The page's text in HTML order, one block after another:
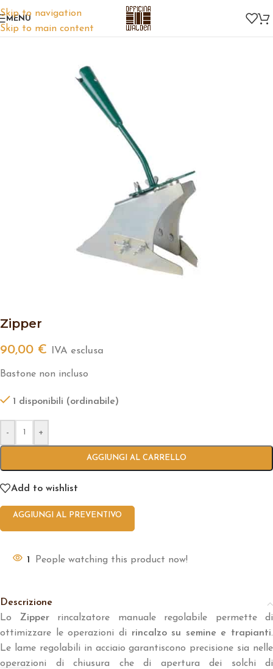
Skip to navigation
Skip to main content
MENU
Zipper
90,00 € IVA esclusa
Bastone non incluso
1 disponibili (ordinabile)
- +
AGGIUNGI AL CARRELLO
Add to wishlist
AGGIUNGI AL PREVENTIVO
1 People watching this product now!
Descrizione
Lo Zipperrincalzatore manuale regolabile permette di
ottimizzare le operazioni di rincalzo su semine e trapianti.
Le lame regolabili in acciaio garantiscono precisione sia nelle
operazioni di chiusura che di apertura dei solchi di